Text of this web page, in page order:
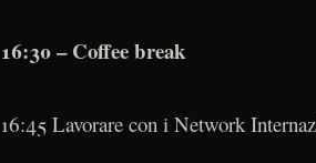
16:30 – Coffee break
16:45 Lavorare con i Network